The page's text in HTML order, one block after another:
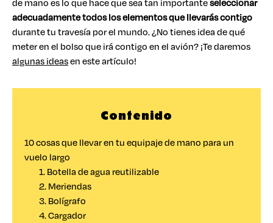
de mano es lo que hace que sea tan importanteseleccionar
adecuadamente todos los elementos que llevarás contigo
durante tu travesía por el mundo. ¿No tienes idea de qué
meter en el bolso que irá contigo en el avión? ¡Te daremos
algunas ideasen este artículo!
Contenido
10 cosas que llevar en tu equipaje de mano para un
vuelo largo
1. Botella de agua reutilizable
2. Meriendas
3. Bolígrafo
4. Cargador